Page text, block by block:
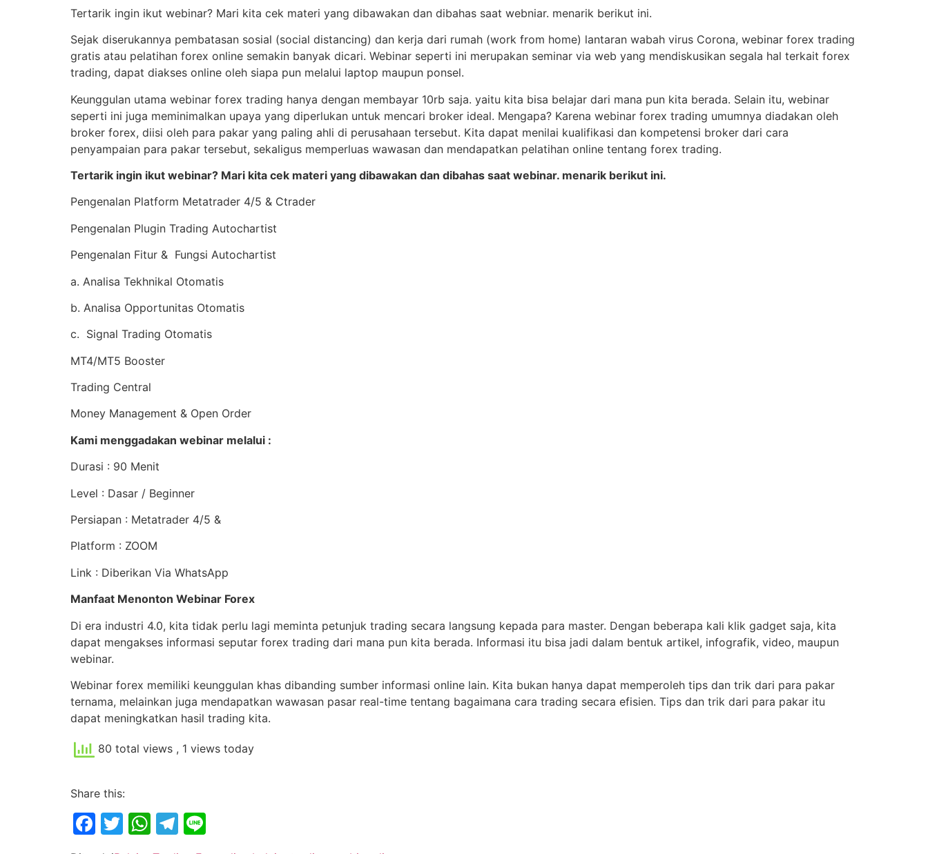
Tertarik ingin ikut webinar? Mari kita cek materi yang dibawakan dan dibahas saat webniar. menarik berikut ini.
Sejak diserukannya pembatasan sosial (social distancing) dan kerja dari rumah (work from home) lantaran wabah virus Corona, webinar forex trading
gratis atau pelatihan forex online semakin banyak dicari. Webinar seperti ini merupakan seminar via web yang mendiskusikan segala hal terkait forex
trading, dapat diakses online oleh siapa pun melalui laptop maupun ponsel.
Keunggulan utama webinar forex trading hanya dengan membayar 10rb saja. yaitu kita bisa belajar dari mana pun kita berada. Selain itu, webinar
seperti ini juga meminimalkan upaya yang diperlukan untuk mencari broker ideal. Mengapa? Karena webinar forex trading umumnya diadakan oleh
broker forex, diisi oleh para pakar yang paling ahli di perusahaan tersebut. Kita dapat menilai kualifikasi dan kompetensi broker dari cara
penyampaian para pakar tersebut, sekaligus memperluas wawasan dan mendapatkan pelatihan online tentang forex trading.
Tertarik ingin ikut webinar? Mari kita cek materi yang dibawakan dan dibahas saat webinar. menarik berikut ini.
Pengenalan Platform Metatrader 4/5 & Ctrader
Pengenalan Plugin Trading Autochartist
Pengenalan Fitur & Fungsi Autochartist
a. Analisa Tekhnikal Otomatis
b. Analisa Opportunitas Otomatis
c. Signal Trading Otomatis
MT4/MT5 Booster
Trading Central
Money Management & Open Order
Kami menggadakan webinar melalui :
Durasi : 90 Menit
Level : Dasar / Beginner
Persiapan : Metatrader 4/5 &
Platform : ZOOM
Link : Diberikan Via WhatsApp
Manfaat Menonton Webinar Forex
Di era industri 4.0, kita tidak perlu lagi meminta petunjuk trading secara langsung kepada para master. Dengan beberapa kali klik gadget saja, kita
dapat mengakses informasi seputar forex trading dari mana pun kita berada. Informasi itu bisa jadi dalam bentuk artikel, infografik, video, maupun
webinar.
Webinar forex memiliki keunggulan khas dibanding sumber informasi online lain. Kita bukan hanya dapat memperoleh tips dan trik dari para pakar
ternama, melainkan juga mendapatkan wawasan pasar real-time tentang bagaimana cara trading secara efisien. Tips dan trik dari para pakar itu
dapat meningkatkan hasil trading kita.
80 total views , 1 views today
Share this:
Facebook
Twitter
WhatsApp
Telegram